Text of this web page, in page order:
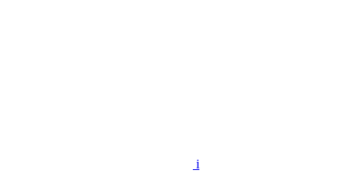
i